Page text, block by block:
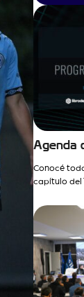
Agenda
Conocé
capítulo del